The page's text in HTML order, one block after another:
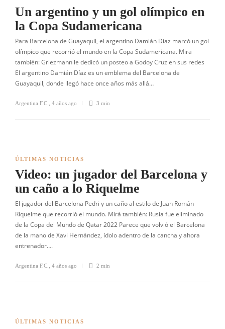
Un argentino y un gol olímpico en
la Copa Sudamericana
Para Barcelona de Guayaquil, el argentino Damián Díaz marcó un gol
olímpico que recorrió el mundo en la Copa Sudamericana. Mira
también: Griezmann le dedicó un posteo a Godoy Cruz en sus redes
El argentino Damián Díaz es un emblema del Barcelona de
Guayaquil, donde llegó hace once años más allá…
Argentina F.C. 4 años ago 3 min
ÚLTIMAS NOTICIAS
Video: un jugador del Barcelona y
un caño a lo Riquelme
El jugador del Barcelona Pedri y un caño al estilo de Juan Román
Riquelme que recorrió el mundo. Mirá también: Rusia fue eliminado
de la Copa del Mundo de Qatar 2022 Parece que volvió el Barcelona
de la mano de Xavi Hernández, ídolo adentro de la cancha y ahora
entrenador….
Argentina F.C. 4 años ago 2 min
ÚLTIMAS NOTICIAS